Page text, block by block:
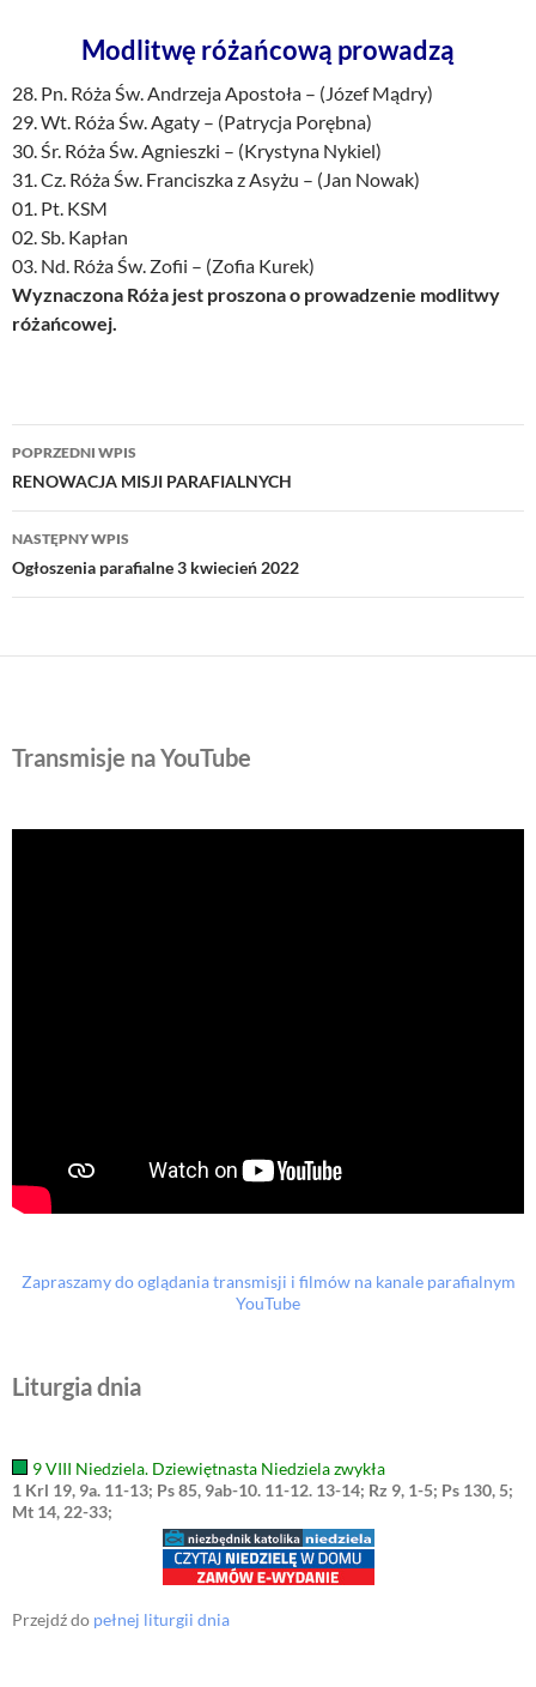
Modlitwę różańcową prowadzą
28. Pn. Róża Św. Andrzeja Apostoła – (Józef Mądry)
29. Wt. Róża Św. Agaty – (Patrycja Porębna)
30. Śr. Róża Św. Agnieszki – (Krystyna Nykiel)
31. Cz. Róża Św. Franciszka z Asyżu – (Jan Nowak)
01. Pt. KSM
02. Sb. Kapłan
03. Nd. Róża Św. Zofii – (Zofia Kurek)
Wyznaczona Róża jest proszona o prowadzenie modlitwy
różańcowej.
Nawigacja
wpisu
POPRZEDNI WPIS
RENOWACJA MISJI PARAFIALNYCH
NASTĘPNY WPIS
Ogłoszenia parafialne 3 kwiecień 2022
Transmisje na YouTube
Zapraszamy do oglądania transmisji i filmów na kanale parafialnym
YouTube
Liturgia dnia
9 VIII Niedziela. Dziewiętnasta Niedziela zwykła
1 Krl 19, 9a. 11-13; Ps 85, 9ab-10. 11-12. 13-14; Rz 9, 1-5; Ps 130, 5;
Mt 14, 22-33;
Przejdź do pełnej liturgii dnia